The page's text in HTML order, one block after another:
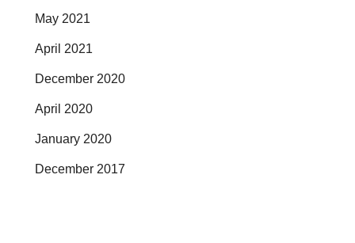
May 2021
April 2021
December 2020
April 2020
January 2020
December 2017